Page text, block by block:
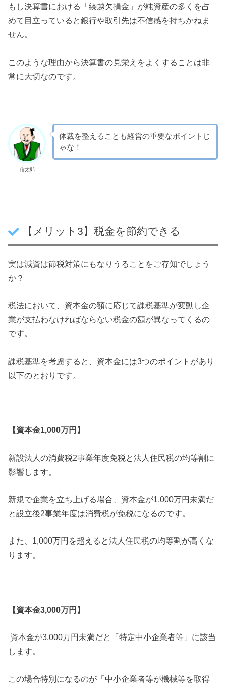
もし決算書における「繰越欠損金」が純資産の多くを占
めて目立っていると銀行や取引先は不信感を持ちかねま
せん。
このような理由から決算書の見栄えをよくすることは非
常に大切なのです。
信太郎
体裁を整えることも経営の重要なポイントじ
ゃな！
【メリット3】税金を節約できる
実は減資は節税対策にもなりうることをご存知でしょう
か？
税法において、資本金の額に応じて課税基準が変動し企
業が支払わなければならない税金の額が異なってくるの
です。
課税基準を考慮すると、資本金には3つのポイントがあり
以下のとおりです。
【資本金1,000万円】
新設法人の消費税2事業年度免税と法人住民税の均等割に
影響します。
新規で企業を立ち上げる場合、資本金が1,000万円未満だ
と設立後2事業年度は消費税が免税になるのです。
また、1,000万円を超えると法人住民税の均等割が高くな
ります。
【資本金3,000万円】
資本金が3,000万円未満だと「特定中小企業者等」に該当
します。
この場合特別になるのが「中小企業者等が機械等を取得